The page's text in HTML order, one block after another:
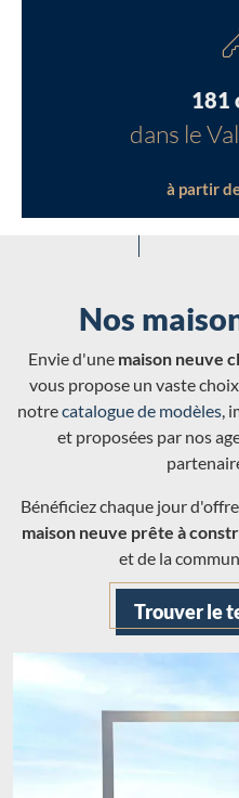
181
dans le
à partir
Nos
Envie d'une maison neuve
vous propose un vaste
notrecatalogue de modèles,
et proposées par nos
Bénéficiez chaque jour
maison neuve prête à
et de la
Trouver le